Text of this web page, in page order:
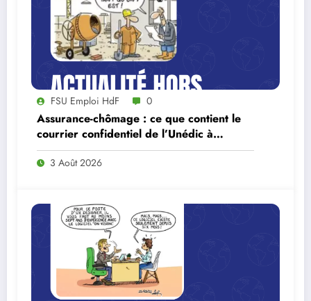
FSU Emploi HdF 0
Assurance-chômage : ce que contient le
courrier confidentiel de l’Unédic à
Lecornu
3 Août 2026